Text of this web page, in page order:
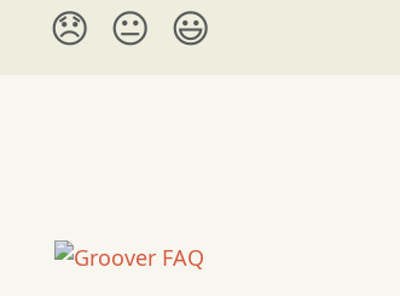
😞 😐 😃